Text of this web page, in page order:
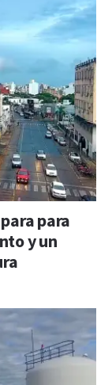
para
y un